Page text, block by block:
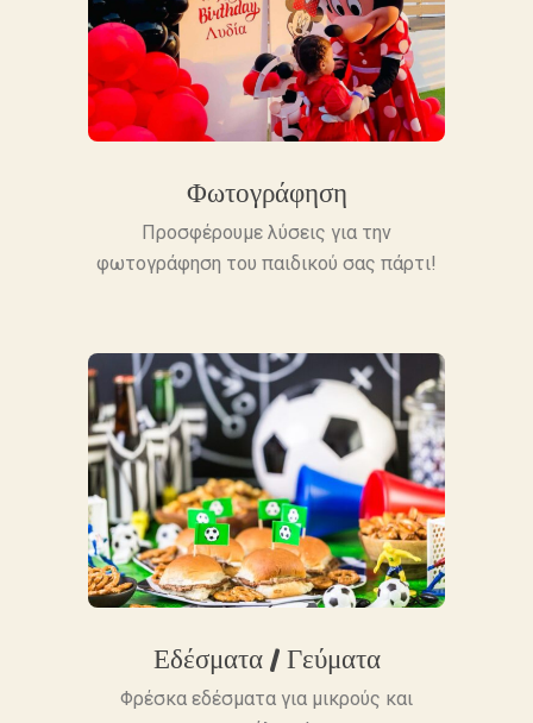
Φωτογράφηση
Προσφέρουμε λύσεις για την
φωτογράφηση του παιδικού σας πάρτι!
Εδέσματα / Γεύματα
Φρέσκα εδέσματα για μικρούς και